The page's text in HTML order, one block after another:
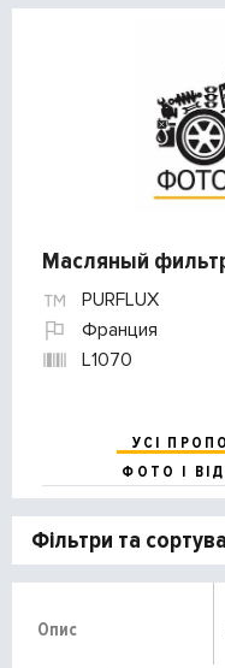
Масляный
PURFLUX
Франция
L1070
УСІ
ФОТО І
Фільтри та
Опис